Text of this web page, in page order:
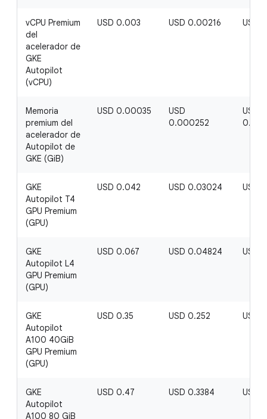
vCPU Premium
del
acelerador de
GKE
Autopilot
(vCPU)
USD 0.003 USD 0.00216 USD
Memoria
premium del
acelerador de
Autopilot de
GKE (GiB)
USD 0.00035
USD
0.000252
USD
GKE
Autopilot T4
GPU Premium
(GPU)
USD 0.042 USD 0.03024 USD
GKE
Autopilot L4
GPU Premium
(GPU)
USD 0.067 USD 0.04824 USD
GKE
Autopilot
A100 40GiB
GPU Premium
(GPU)
USD 0.35 USD 0.252 USD
GKE
Autopilot
A100 80 GiB
USD 0.47 USD 0.3384 USD